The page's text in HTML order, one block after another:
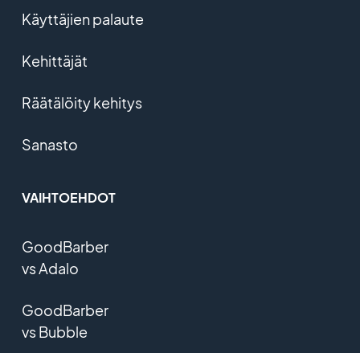
Käyttäjien palaute
Kehittäjät
Räätälöity kehitys
Sanasto
VAIHTOEHDOT
GoodBarber
vs Adalo
GoodBarber
vs Bubble